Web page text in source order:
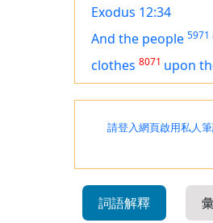
Exodus 12:34
And the people 5971
clothes 8071 upon
請登入網頁啟用私人筆
詞語解釋